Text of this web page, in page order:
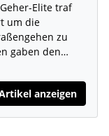
Elite traf
um die
zu
gaben den…
anzeigen